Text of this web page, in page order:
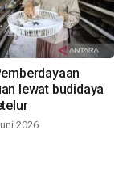
lewat budidaya
2026